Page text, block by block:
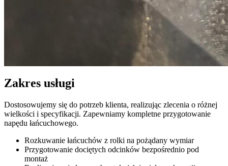
Zakres usługi
Dostosowujemy się do potrzeb klienta, realizując zlecenia o różnej
wielkości i specyfikacji. Zapewniamy kompletne przygotowanie
napędu łańcuchowego.
Rozkuwanie łańcuchów z rolki na pożądany wymiar
Przygotowanie dociętych odcinków bezpośrednio pod
montaż